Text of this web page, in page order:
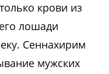
крови из
лошади
Сеннахирим
мужских